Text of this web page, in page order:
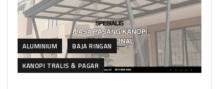
ALUMINIUM
BAJA RINGAN
KANOPI TRALIS & PAGAR